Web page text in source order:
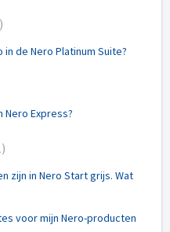
de Nero Platinum Suite?
Express?
zijn in Nero Start grijs. Wat
voor mijn Nero-producten